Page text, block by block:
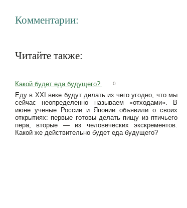
Комментарии:
Читайте также:
Какой будет еда будущего? 0
Еду в XXI веке будут делать из чего угодно, что мы
сейчас неопределенно называем «отходами». В
июне ученые России и Японии объявили о своих
открытиях: первые готовы делать пищу из птичьего
пера, вторые — из человеческих экскрементов.
Какой же действительно будет еда будущего?